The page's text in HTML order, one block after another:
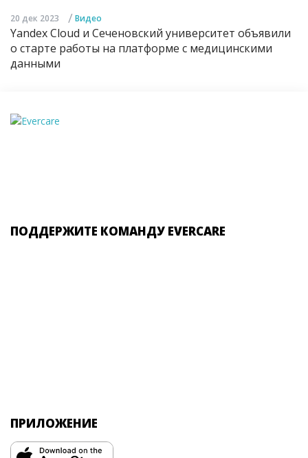
20 дек 2023 / Видео
Yandex Cloud и Сеченовский университет объявили
о старте работы на платформе с медицинскими
данными
ПОДДЕРЖИТЕ КОМАНДУ EVERCARE
ПРИЛОЖЕНИЕ